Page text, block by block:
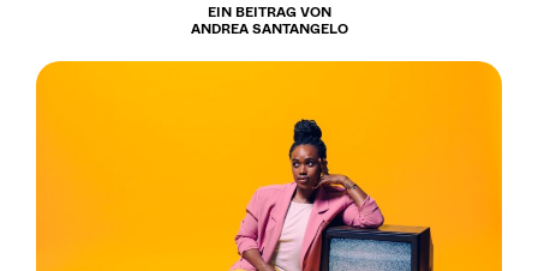
EIN BEITRAG VON
ANDREA SANTANGELO